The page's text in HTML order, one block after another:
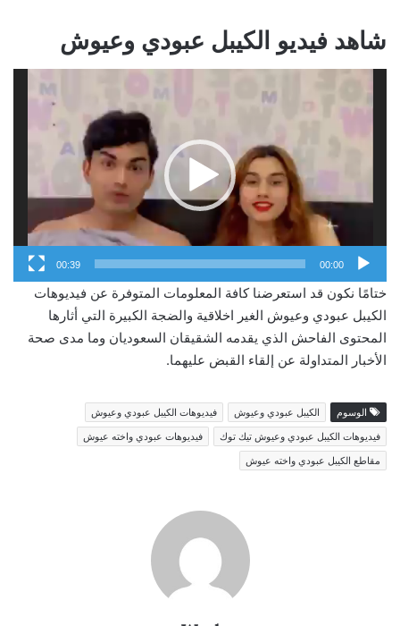
شاهد فيديو الكيبل عبودي وعيوش
00:00
00:39
ختامًا نكون قد استعرضنا كافة المعلومات المتوفرة عن فيديوهات
الكيبل عبودي وعيوش الغير اخلاقية والضجة الكبيرة التي أثارها
المحتوى الفاحش الذي يقدمه الشقيقان السعوديان وما مدى صحة
الأخبار المتداولة عن إلقاء القبض عليهما.
الوسوم الكيبل عبودي وعيوش
فيديوهات الكيبل عبودي وعيوش
فيديوهات الكيبل عبودي وعيوش تيك توك
فيديوهات عبودي واخته عيوش
مقاطع الكيبل عبودي واخته عيوش